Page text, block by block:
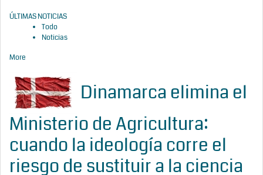
ÚLTIMAS NOTICIAS
Todo
Noticias
More
Dinamarca elimina el
Ministerio de Agricultura:
cuando la ideología corre el
riesgo de sustituir a la ciencia